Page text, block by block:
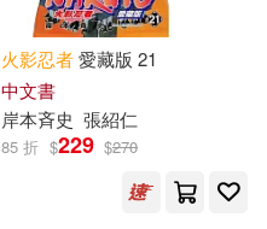
火影忍者愛藏版 21
中文書
岸本斉史 張紹仁
85 折 $229 $270